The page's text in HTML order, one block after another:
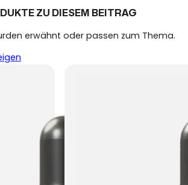
ZU DIESEM BEITRAG
erwähnt oder passen zum Thema.